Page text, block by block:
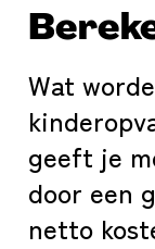
Wat
geeft je
door een
netto